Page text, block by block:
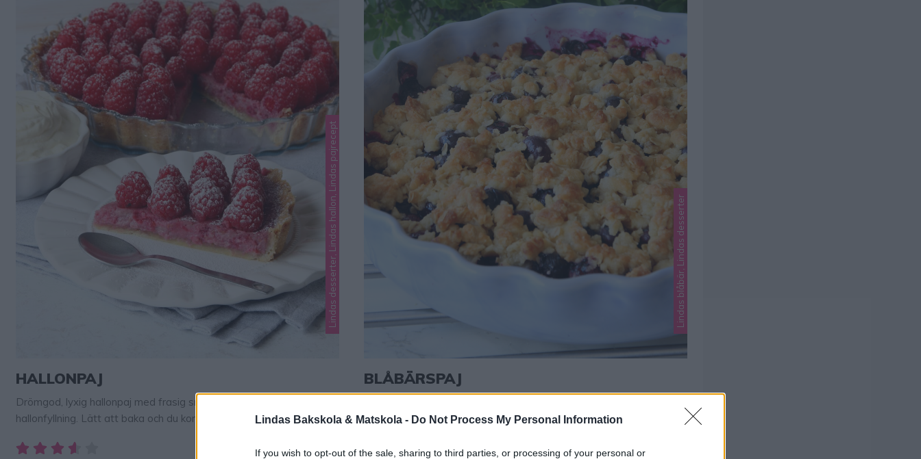
Lindas Bakskola & Matskola - Do Not Process My Personal Information
If you wish to opt-out of the sale, sharing to third parties, or processing of your personal or
Lindas desserter, Lindas hallon, Lindas pajrecept
HALLONPAJ
Drömgod, lyxig hallonpaj med frasig smulbotten och krämig, ljuvlig
hallonfyllning. Lätt att baka och du kommer garanterat älska den!
alla nya recept i ditt flöde! Tips! Följ Lindas bakskola NYTTIGA
0
Lindas blåbär, Lindas desserter
BLÅBÄRSPAJ
mycket gott recept som alltid är uppskattat! Tips! Baka små
superläckra, supregoda blåbärsmuffins – klicka här för recept!